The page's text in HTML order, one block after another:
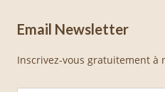
Email Newsletter
Inscrivez-vous gratuitement à